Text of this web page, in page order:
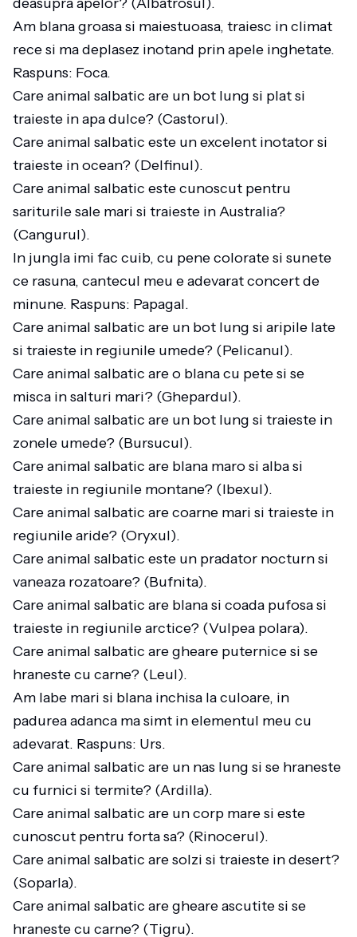
Am blana groasa si maiestuoasa, traiesc in climat
rece si ma deplasez inotand prin apele inghetate.
Raspuns: Foca.
Care animal salbatic are un bot lung si plat si
traieste in apa dulce? (Castorul).
Care animal salbatic este un excelent inotator si
traieste in ocean? (Delfinul).
Care animal salbatic este cunoscut pentru
sariturile sale mari si traieste in Australia?
(Cangurul).
In jungla imi fac cuib, cu pene colorate si sunete
ce rasuna, cantecul meu e adevarat concert de
minune. Raspuns: Papagal.
Care animal salbatic are un bot lung si aripile late
si traieste in regiunile umede? (Pelicanul).
Care animal salbatic are o blana cu pete si se
misca in salturi mari? (Ghepardul).
Care animal salbatic are un bot lung si traieste in
zonele umede? (Bursucul).
Care animal salbatic are blana maro si alba si
traieste in regiunile montane? (Ibexul).
Care animal salbatic are coarne mari si traieste in
regiunile aride? (Oryxul).
Care animal salbatic este un pradator nocturn si
vaneaza rozatoare? (Bufnita).
Care animal salbatic are blana si coada pufosa si
traieste in regiunile arctice? (Vulpea polara).
Care animal salbatic are gheare puternice si se
hraneste cu carne? (Leul).
Am labe mari si blana inchisa la culoare, in
padurea adanca ma simt in elementul meu cu
adevarat. Raspuns: Urs.
Care animal salbatic are un nas lung si se hraneste
cu furnici si termite? (Ardilla).
Care animal salbatic are un corp mare si este
cunoscut pentru forta sa? (Rinocerul).
Care animal salbatic are solzi si traieste in desert?
(Soparla).
Care animal salbatic are gheare ascutite si se
hraneste cu carne? (Tigru).